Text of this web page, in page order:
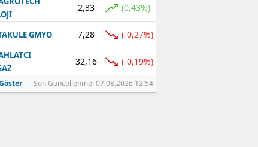
2,33 (0,43%)
GMYO 7,28 (-0,27%)
32,16 (-0,19%)
Son Güncellenme: 07.08.2026 12:54